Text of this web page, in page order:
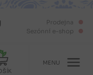
Prodejna
Sezónní e-shop
MENU